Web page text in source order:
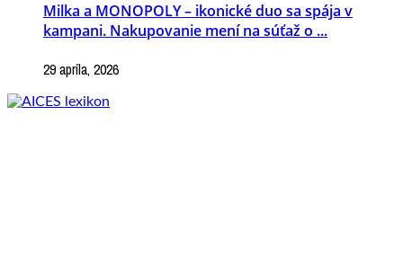
Milka a MONOPOLY – ikonické duo sa spája v
kampani. Nakupovanie mení na súťaž o ...
29 apríla, 2026